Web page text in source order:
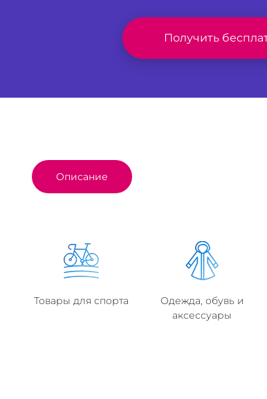
Получить
Описание
Товары для спорта
Одежда, обувь и
аксессуары